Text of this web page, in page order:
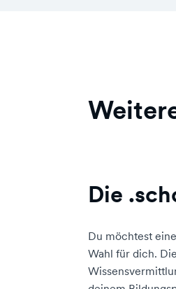
Die
Du möchtest
Wahl für dich.